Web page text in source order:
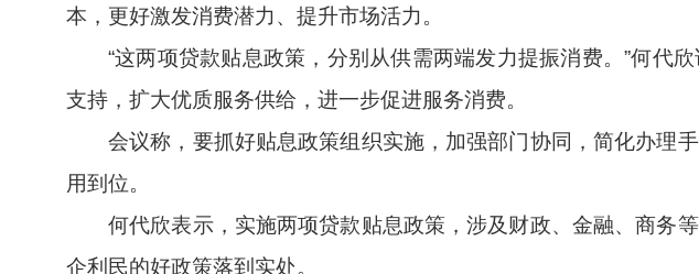
本，更好激发消费潜力、提升市场活力。
“这两项贷款贴息政策，分别从供需两端发力提振消费。”何代
支持，扩大优质服务供给，进一步促进服务消费。
会议称，要抓好贴息政策组织实施，加强部门协同，简化办理
用到位。
何代欣表示，实施两项贷款贴息政策，涉及财政、金融、商务
企利民的好政策落到实处。